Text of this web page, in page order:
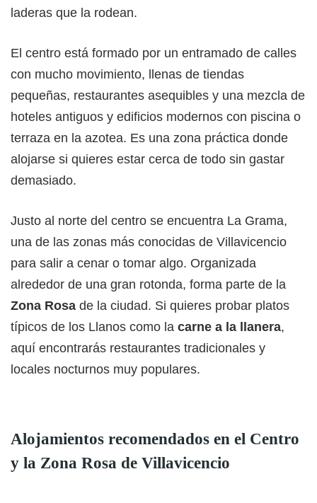
laderas que la rodean.
El centro está formado por un entramado de calles
con mucho movimiento, llenas de tiendas
pequeñas, restaurantes asequibles y una mezcla de
hoteles antiguos y edificios modernos con piscina o
terraza en la azotea. Es una zona práctica donde
alojarse si quieres estar cerca de todo sin gastar
demasiado.
Justo al norte del centro se encuentra La Grama,
una de las zonas más conocidas de Villavicencio
para salir a cenar o tomar algo. Organizada
alrededor de una gran rotonda, forma parte de la
Zona Rosa de la ciudad. Si quieres probar platos
típicos de los Llanos como la carne a la llanera,
aquí encontrarás restaurantes tradicionales y
locales nocturnos muy populares.
Alojamientos recomendados en el Centro
y la Zona Rosa de Villavicencio